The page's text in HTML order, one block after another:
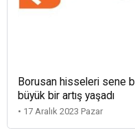
Borusan hisseleri sene
büyük bir artış yaşadı
• 17 Aralık 2023 Pazar